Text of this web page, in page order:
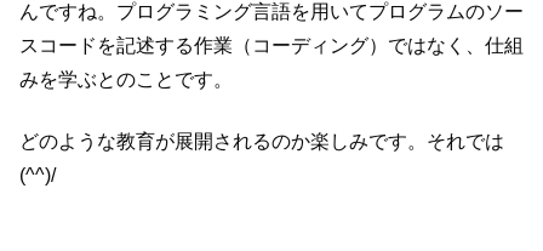
んですね。プログラミング言語を用いてプログラムのソー
スコードを記述する作業（コーディング）ではなく、仕組
みを学ぶとのことです。
どのような教育が展開されるのか楽しみです。それでは
(^^)/